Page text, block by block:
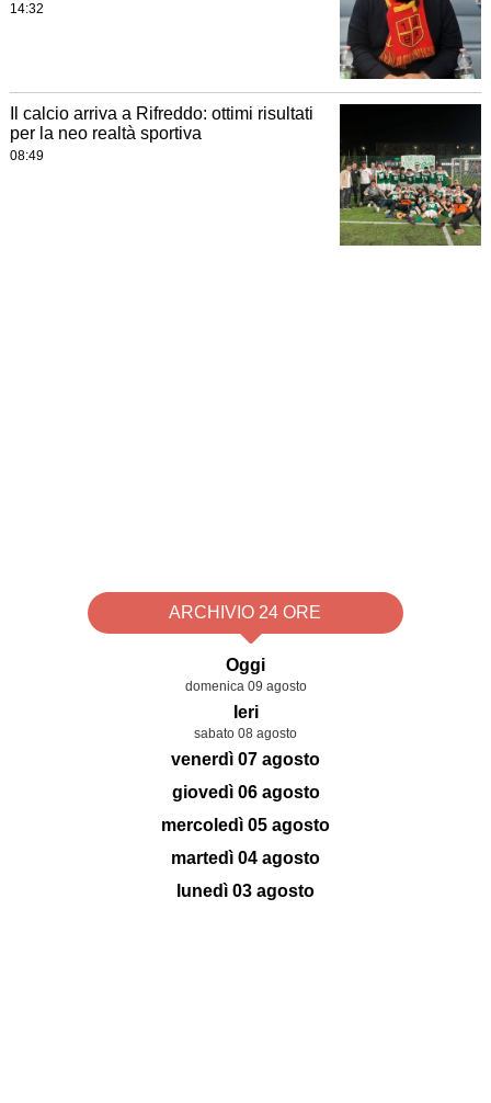
14:32
Il calcio arriva a Rifreddo: ottimi risultati
per la neo realtà sportiva
08:49
ARCHIVIO 24 ORE
Oggi
domenica 09 agosto
Ieri
sabato 08 agosto
venerdì 07 agosto
giovedì 06 agosto
mercoledì 05 agosto
martedì 04 agosto
lunedì 03 agosto